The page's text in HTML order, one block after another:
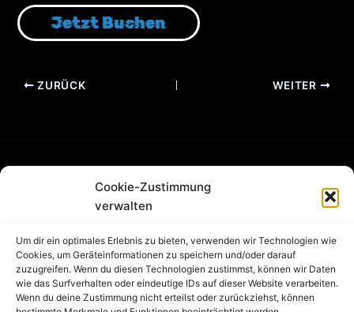
Cookie-Zustimmung
verwalten
Um dir ein optimales Erlebnis zu bieten, verwenden wir Technologien wie
Cookies, um Geräteinformationen zu speichern und/oder darauf
zuzugreifen. Wenn du diesen Technologien zustimmst, können wir Daten
wie das Surfverhalten oder eindeutige IDs auf dieser Website verarbeiten.
Wenn du deine Zustimmung nicht erteilst oder zurückziehst, können
ZURÜCK WEITER
FAQ
AGB
Blog
Cookie-Richtlinie (EU)
Datenschutz